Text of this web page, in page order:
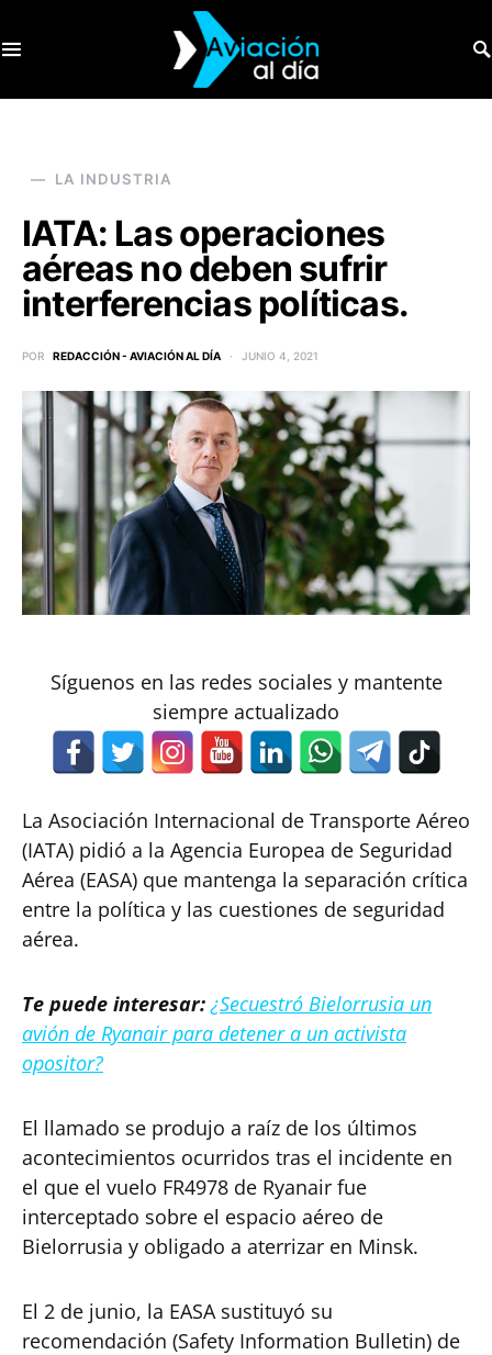
LA INDUSTRIA
IATA: Las operaciones
aéreas no deben sufrir
interferencias políticas.
POR REDACCIÓN - AVIACIÓN AL DÍA JUNIO 4, 2021
Síguenos en las redes sociales y mantente
siempre actualizado
La Asociación Internacional de Transporte Aéreo
(IATA) pidió a la Agencia Europea de Seguridad
Aérea (EASA) que mantenga la separación crítica
entre la política y las cuestiones de seguridad
aérea.
Te puede interesar:¿Secuestró Bielorrusia un
avión de Ryanair para detener a un activista
opositor?
El llamado se produjo a raíz de los últimos
acontecimientos ocurridos tras el incidente en
el que el vuelo FR4978 de Ryanair fue
interceptado sobre el espacio aéreo de
Bielorrusia y obligado a aterrizar en Minsk.
El 2 de junio, la EASA sustituyó su
recomendación (Safety Information Bulletin) de